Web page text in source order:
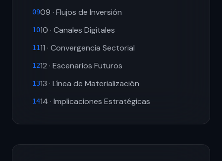
0909 · Flujos de Inversión
1010 · Canales Digitales
1111 · Convergencia Sectorial
1212 · Escenarios Futuros
1313 · Línea de Materialización
1414 · Implicaciones Estratégicas